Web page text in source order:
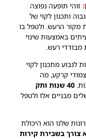
זוהי תופעה נפוצה
ותכנון לקוי של
מקור הרעש. ולטפל בו
באמצעות שינוי
מבודדי רעש.
לנבוע מתכנון לקוי
קרקע, מה
40 שנות ותק
מבניים אלו ולטפל
שלנו הוא היכולת
צורך בשבירת קירות